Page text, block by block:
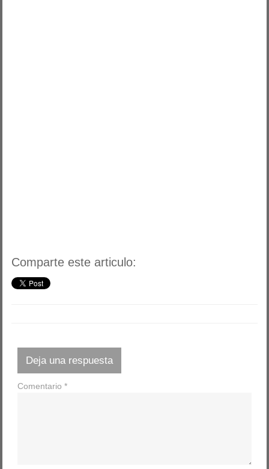
Comparte este articulo:
Deja una respuesta
Comentario*